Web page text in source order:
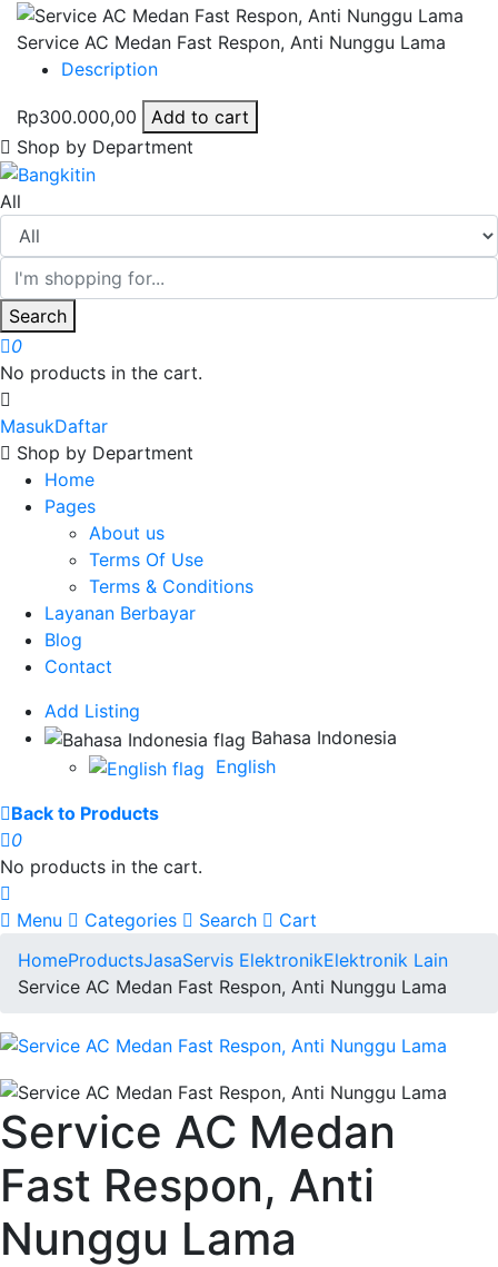
Service AC Medan Fast Respon, Anti Nunggu Lama
Description
Rp300.000,00
Add to cart
Shop by Department
All
Search
0
No products in the cart.
MasukDaftar
Shop by Department
Home
Pages
About us
Terms Of Use
Terms & Conditions
Layanan Berbayar
Blog
Contact
Add Listing
Bahasa Indonesia
English
Back to Products
0
No products in the cart.
Menu Categories Search
Cart
HomeProductsJasaServis ElektronikElektronik Lain
Service AC Medan Fast Respon, Anti Nunggu Lama
Service AC Medan
Fast Respon, Anti
Nunggu Lama